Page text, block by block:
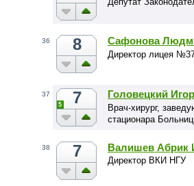
36 8 Сафонова
Директор лицея
37 7
5
Головецкий
Врач-хирург,
стационара
38 7 Валишев Абрик
Директор ВКИ НГУ